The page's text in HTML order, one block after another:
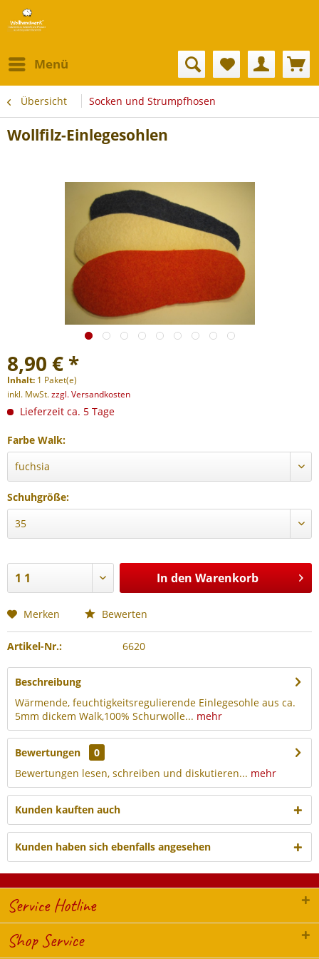
Menü
Übersicht Socken und Strumpfhosen
Wollfilz-Einlegesohlen
8,90 € *
Inhalt: 1 Paket(e)
inkl. MwSt.zzgl. Versandkosten
Lieferzeit ca. 5 Tage
Farbe Walk:
Schuhgröße:
In den Warenkorb
Merken Bewerten
Artikel-Nr.: 6620
Beschreibung
Wärmende, feuchtigkeitsregulierende Einlegesohle aus ca.
5mm dickem Walk,100% Schurwolle... mehr
Bewertungen
0
Bewertungen lesen, schreiben und diskutieren... mehr
Kunden kauften auch
Kunden haben sich ebenfalls angesehen
Service Hotline
Shop Service